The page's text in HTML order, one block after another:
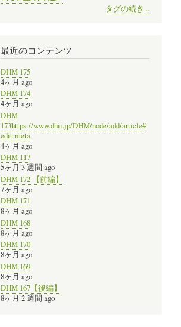
タグの続き...
最近のコンテンツ
DHM 175
4ヶ月 ago
DHM 174
4ヶ月 ago
DHM
173https://www.dhii.jp/DHM/node/add/article#
edit-meta
4ヶ月 ago
DHM 117
5ヶ月 3 週間 ago
DHM 172 【前編】
7ヶ月 ago
DHM 171
8ヶ月 ago
DHM 168
8ヶ月 ago
DHM 170
8ヶ月 ago
DHM 169
8ヶ月 ago
DHM 167【後編】
8ヶ月 2 週間 ago